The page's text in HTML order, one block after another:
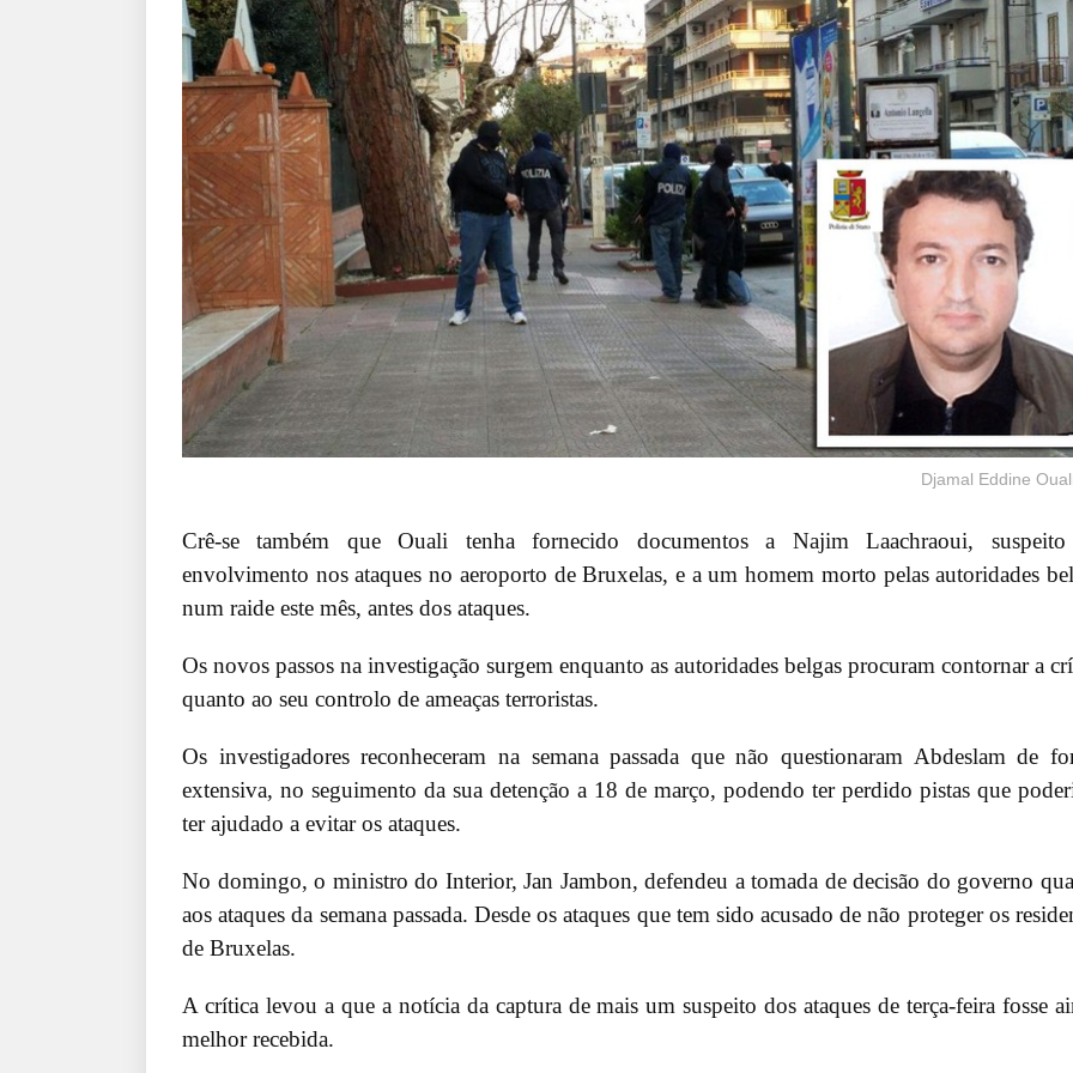
Djamal Eddine
Crê-se também que Ouali tenha fornecido documentos a Najim Laachraoui,
envolvimento nos ataques no aeroporto de Bruxelas, e a um homem morto pelas autoridades
num raide este mês, antes dos ataques.
Os novos passos na investigação surgem enquanto as autoridades belgas procuram contornar a
quanto ao seu controlo de ameaças terroristas.
Os investigadores reconheceram na semana passada que não questionaram Abdeslam de
extensiva, no seguimento da sua detenção a 18 de março, podendo ter perdido pistas que
ter ajudado a evitar os ataques.
No domingo, o ministro do Interior, Jan Jambon, defendeu a tomada de decisão do governo
aos ataques da semana passada. Desde os ataques que tem sido acusado de não proteger os
de Bruxelas.
A crítica levou a que a notícia da captura de mais um suspeito dos ataques de terça-feira fosse
melhor recebida.